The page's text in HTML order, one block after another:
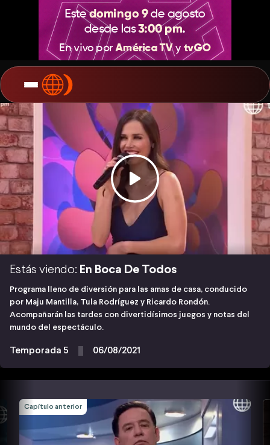
Estás viendo: En Boca De Todos
Programa lleno de diversión para las amas de casa, conducido
por Maju Mantilla, Tula Rodríguez y Ricardo Rondón.
Acompañarán las tardes con divertidísimos juegos y notas del
mundo del espectáculo.
Temporada 5 06/08/2021
Capítulo anterior